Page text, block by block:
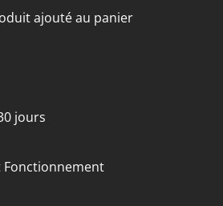
ajouté au panier
jours
Fonctionnement